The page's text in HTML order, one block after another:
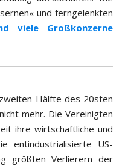
und ferngelenkten
viele Großkonzerne
Hälfte des 20sten
mehr. Die Vereinigten
ihre wirtschaftliche und
entindustrialisierte US-
größten Verlierern der